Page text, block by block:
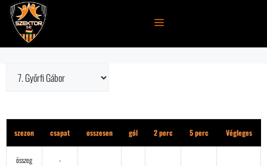
Kilépés
tartalomba
MENÜ
szezon csapat osszesen gól 2 perc 5 perc Végleges
összeg -